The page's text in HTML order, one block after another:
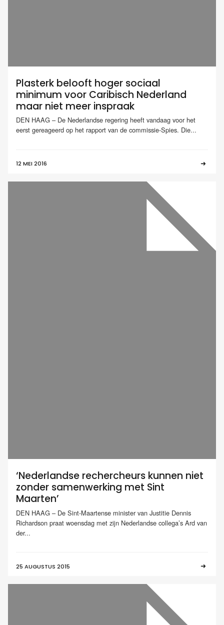
Plasterk belooft hoger sociaal
minimum voor Caribisch Nederland
maar niet meer inspraak
DEN HAAG – De Nederlandse regering heeft vandaag voor het
eerst gereageerd op het rapport van de commissie-Spies. Die...
12 MEI 2016
‘Nederlandse rechercheurs kunnen niet
zonder samenwerking met Sint
Maarten’
DEN HAAG – De Sint-Maartense minister van Justitie Dennis
Richardson praat woensdag met zijn Nederlandse collega’s Ard van
der...
25 AUGUSTUS 2015